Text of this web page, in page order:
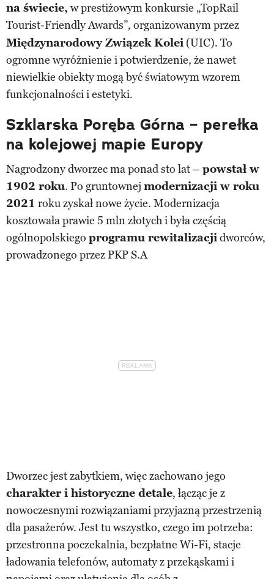
na świecie, w prestiżowym konkursie „TopRail
Tourist-Friendly Awards”, organizowanym przez
Międzynarodowy Związek Kolei (UIC). To
ogromne wyróżnienie i potwierdzenie, że nawet
niewielkie obiekty mogą być światowym wzorem
funkcjonalności i estetyki.
Szklarska Poręba Górna – perełka
na kolejowej mapie Europy
Nagrodzony dworzec ma ponad sto lat – powstał w
1902 roku. Po gruntownej modernizacji w roku
2021 roku zyskał nowe życie. Modernizacja
kosztowała prawie 5 mln złotych i była częścią
ogólnopolskiego programu rewitalizacjidworców,
prowadzonego przez PKP S.A
Dworzec jest zabytkiem, więc zachowano jego
charakter i historyczne detale, łącząc je z
nowoczesnymi rozwiązaniami przyjazną przestrzenią
dla pasażerów. Jest tu wszystko, czego im potrzeba:
przestronna poczekalnia, bezpłatne Wi-Fi, stacje
ładowania telefonów, automaty z przekąskami i